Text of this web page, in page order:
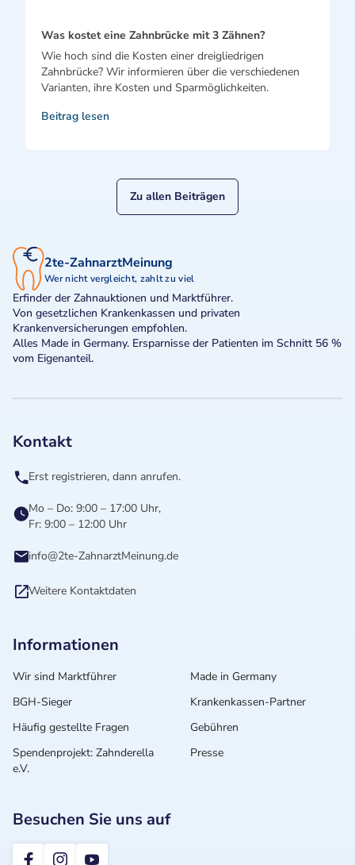
Was kostet eine Zahnbrücke mit 3 Zähnen?
Wie hoch sind die Kosten einer dreigliedrigen
Zahnbrücke? Wir informieren über die verschiedenen
Varianten, ihre Kosten und Sparmöglichkeiten.
Beitrag lesen
Zu allen Beiträgen
2te-ZahnarztMeinung
Wer nicht vergleicht, zahlt zu viel
Erfinder der Zahnauktionen und Marktführer.
Von gesetzlichen Krankenkassen und privaten
Krankenversicherungen empfohlen.
Alles Made in Germany. Ersparnisse der Patienten im Schnitt 56 %
vom Eigenanteil.
Kontakt
Erst registrieren, dann anrufen.
Mo – Do: 9:00 – 17:00 Uhr,
Fr: 9:00 – 12:00 Uhr
info@2te-ZahnarztMeinung.de
Weitere Kontaktdaten
Informationen
Wir sind Marktführer
Made in Germany
BGH-Sieger
Krankenkassen-Partner
Häufig gestellte Fragen
Gebühren
Spendenprojekt: Zahnderella
e.V.
Presse
Besuchen Sie uns auf